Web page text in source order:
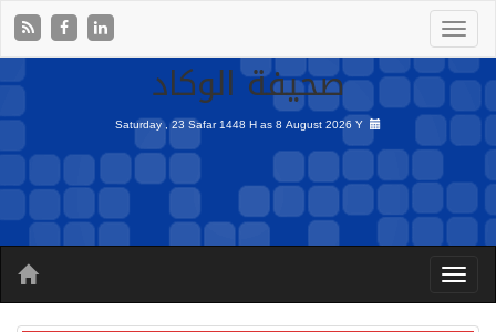
صحيفة الوكاد
Saturday , 23 Safar 1448 H as8 August 2026 Y